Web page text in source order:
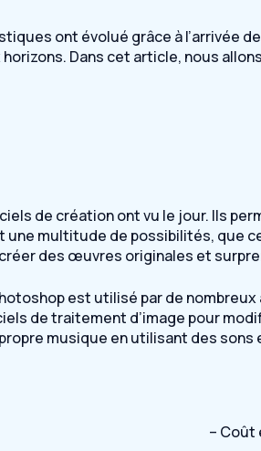
ont évolué grâce à
Dans cet article, nous
de création ont vu le jour. Ils
multitude de possibilités, que
des œuvres originales et
est utilisé par de
de traitement d’image pour
musique en utilisant des
– Coût